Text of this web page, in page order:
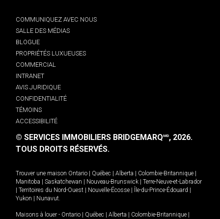
COMMUNIQUEZ AVEC NOUS
SALLE DES MÉDIAS
BLOGUE
PROPRIÉTÉS LUXUEUSES
COMMERCIAL
INTRANET
AVIS JURIDIQUE
CONFIDENTIALITÉ
TÉMOINS
ACCESSIBILITÉ
© SERVICES IMMOBILIERS BRIDGEMARQMD, 2026.
TOUS DROITS RÉSERVÉS.
Trouver une maison Ontario Québec Alberta Colombie-Britannique
Manitoba
Saskatchewan Nouveau-Brunswick
Terre-Neuve-et-Labrador
Territoires du Nord-Ouest Nouvelle-Écosse Île-du-Prince-Édouard
Yukon
Nunavut.
Maisons à louer - Ontario Québec Alberta Colombie-Britannique